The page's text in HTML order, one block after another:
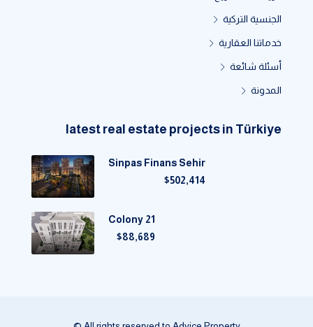
الجنسية التركية
خدماتنا العقارية
أسئلة شائعة
المدونة
latest real estate projects in Türkiye
Sinpas Finans Sehir
$502,414
Colony 21
$88,689